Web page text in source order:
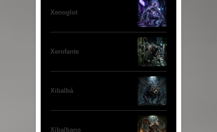
Xenoglot
Xerofante
Xibalbá
Xibalbano